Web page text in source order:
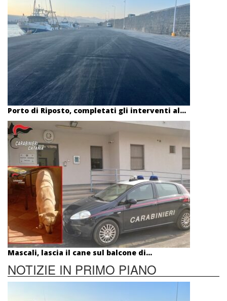
Porto di Riposto, completati gli interventi al...
Mascali, lascia il cane sul balcone di...
NOTIZIE IN PRIMO PIANO